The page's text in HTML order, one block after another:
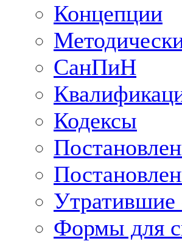
Концепции
СанПиН
Кодексы
Утратившие
Формы для